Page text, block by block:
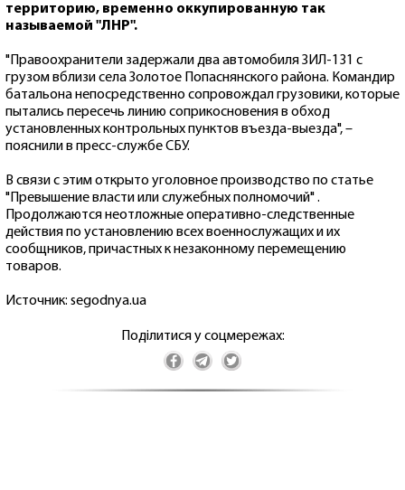
территорию, временно оккупированную так
называемой "ЛНР".
"Правоохранители задержали два автомобиля ЗИЛ-131 с
грузом вблизи села Золотое Попаснянского района. Командир
батальона непосредственно сопровождал грузовики, которые
пытались пересечь линию соприкосновения в обход
установленных контрольных пунктов въезда-выезда", –
пояснили в пресс-службе СБУ.
В связи с этим открыто уголовное производство по статье
"Превышение власти или служебных полномочий" .
Продолжаются неотложные оперативно-следственные
действия по установлению всех военнослужащих и их
сообщников, причастных к незаконному перемещению
товаров.
Источник: segodnya.ua
Поділитися у соцмережах: